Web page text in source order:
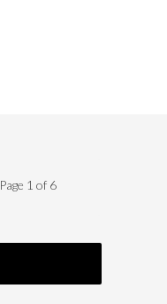
Page 1 of 6